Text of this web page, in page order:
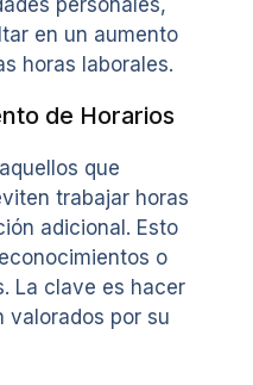
en un aumento
horas laborales.
de Horarios
que
trabajar horas
adicional. Esto
o
La clave es hacer
valorados por su